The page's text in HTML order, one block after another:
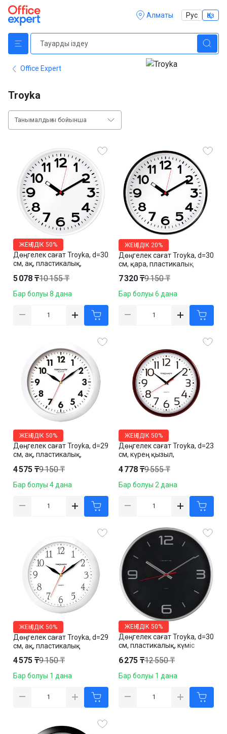
Алматы Рус Қаз
Office Expert
Troyka
Танымалдығы бойынша
Дөңгелек сағат Troyka, d=30
см, ақ, пластикалық,
ЖЕҢІЛДІК 50%
5 078 ₸10 155 ₸
Бар болуы 8 дана
Дөңгелек сағат Troyka, d=30
см, қара, пластикалық
ЖЕҢІЛДІК 20%
7 320 ₸9 150 ₸
Бар болуы 6 дана
Дөңгелек сағат Troyka, d=29
см, ақ, пластикалық,
ЖЕҢІЛДІК 50%
4 575 ₸9 150 ₸
Бар болуы 4 дана
Дөңгелек сағат Troyka, d=23
см, күрең қызыл,
ЖЕҢІЛДІК 50%
4 778 ₸9 555 ₸
Бар болуы 2 дана
Дөңгелек сағат Troyka, d=29
см, ақ, пластикалық
ЖЕҢІЛДІК 50%
4 575 ₸9 150 ₸
Бар болуы 1 дана
Дөңгелек сағат Troyka, d=30
см, пластикалық, күміс
ЖЕҢІЛДІК 50%
6 275 ₸12 550 ₸
Бар болуы 1 дана